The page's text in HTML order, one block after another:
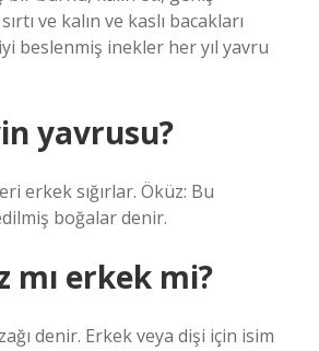
ve kalın ve kaslı bacakları
beslenmiş inekler her yıl yavru
yavrusu?
erkek sığırlar. Öküz: Bu
boğalar denir.
mı erkek mi?
denir. Erkek veya dişi için isim